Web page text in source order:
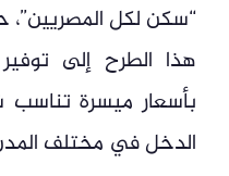
“سكن لكل
هذا الطرح إلى
بأسعار ميسرة
الدخل في مختلف